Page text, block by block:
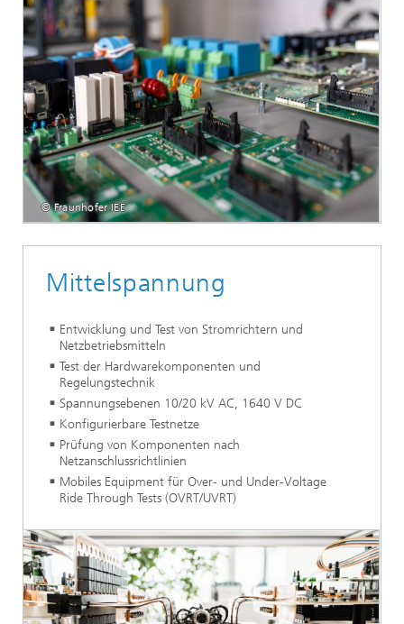
© Fraunhofer IEE
Mittelspannung
Entwicklung und Test von Stromrichtern und
Netzbetriebsmitteln
Test der Hardwarekomponenten und
Regelungstechnik
Spannungsebenen 10/20 kV AC, 1640 V DC
Konfigurierbare Testnetze
Prüfung von Komponenten nach
Netzanschlussrichtlinien
Mobiles Equipment für Over- und Under-Voltage
Ride Through Tests (OVRT/UVRT)